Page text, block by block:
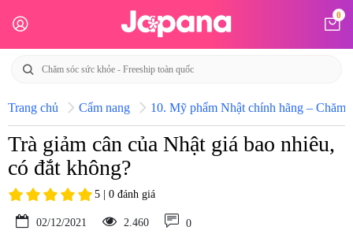
0
Trang chủ Cẩm nang 10. Mỹ phẩm Nhật chính hãng – Chăm
Trà giảm cân của Nhật giá bao nhiêu,
có đắt không?
5 | 0 đánh giá
02/12/2021 2.460 0